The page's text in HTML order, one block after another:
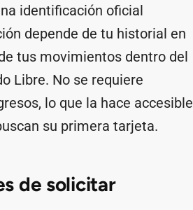
identificación oficial
depende de tu historial en
tus movimientos dentro del
Libre. No se requiere
lo que la hace accesible
su primera tarjeta.
de solicitar